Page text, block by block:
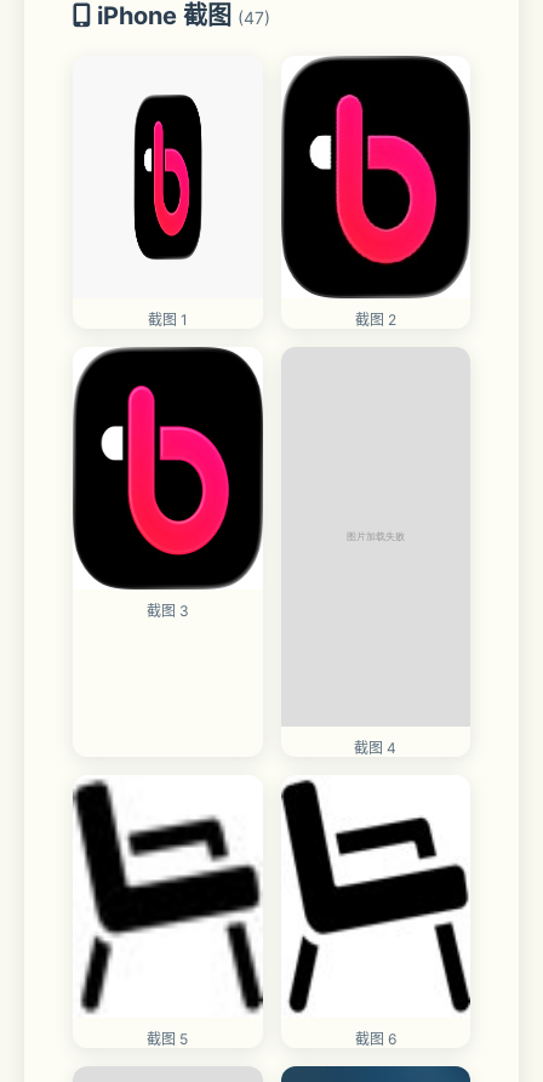
iPhone 截图 (47)
截图 1 截图 2
截图 3
截图 4
截图 5 截图 6